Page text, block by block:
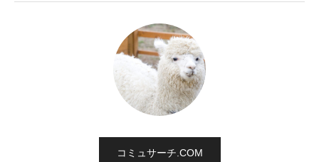
コミュサーチ.COM